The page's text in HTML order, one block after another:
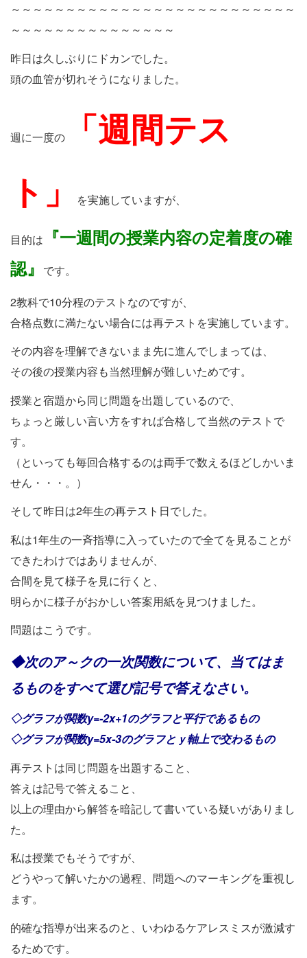
～～～～～～～～～～～～～～～～～～～～～～～～～～
～～～～～～～～～～～～～～～
昨日は久しぶりにドカンでした。
頭の血管が切れそうになりました。
週に一度の
「週間テス
ト」
を実施していますが、
目的は
『一週間の授業内容の定着度の確
認』
です。
2教科で10分程のテストなのですが、
合格点数に満たない場合には再テストを実施しています。
その内容を理解できないまま先に進んでしまっては、
その後の授業内容も当然理解が難しいためです。
授業と宿題から同じ問題を出題しているので、
ちょっと厳しい言い方をすれば合格して当然のテストで
す。
（といっても毎回合格するのは両手で数えるほどしかいま
せん・・・。）
そして昨日は2年生の再テスト日でした。
私は1年生の一斉指導に入っていたので全てを見ることが
できたわけではありませんが、
合間を見て様子を見に行くと、
明らかに様子がおかしい答案用紙を見つけました。
問題はこうです。
◆次のア～クの一次関数について、当てはま
るものをすべて選び記号で答えなさい。
◇グラフが関数y=-2x+1のグラフと平行であるもの
◇グラフが関数y=5x-3のグラフとｙ軸上で交わるもの
再テストは同じ問題を出題すること、
答えは記号で答えること、
以上の理由から解答を暗記して書いている疑いがありまし
た。
私は授業でもそうですが、
どうやって解いたかの過程、問題へのマーキングを重視し
ます。
的確な指導が出来るのと、いわゆるケアレスミスが激減す
るためです。